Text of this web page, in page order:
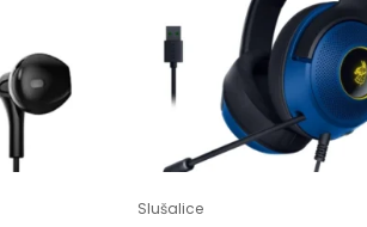
Slušalice